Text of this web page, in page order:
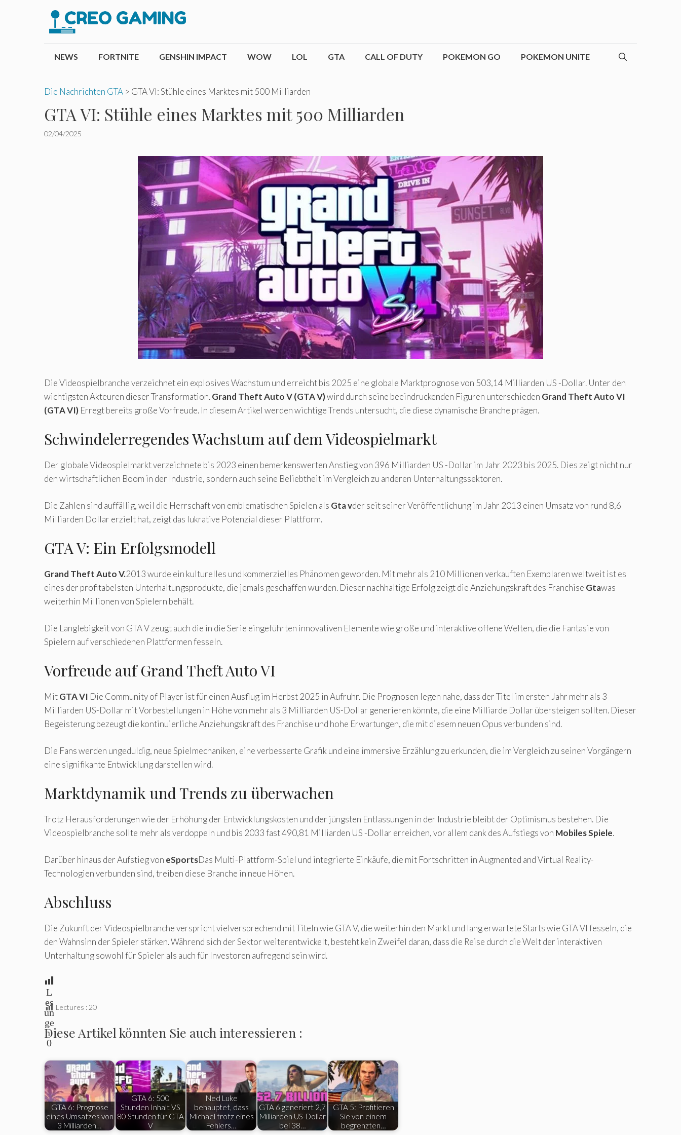
NEWS FORTNITE GENSHIN IMPACT WOW LOL GTA CALL OF DUTY POKEMON GO POKEMON UNITE
Die Nachrichten GTA > GTA VI: Stühle eines Marktes mit 500 Milliarden
GTA VI: Stühle eines Marktes mit 500 Milliarden
02/04/2025
Die Videospielbranche verzeichnet ein explosives Wachstum und erreicht bis 2025 eine globale Marktprognose von 503,14 Milliarden US -Dollar. Unter den
wichtigsten Akteuren dieser Transformation.Grand Theft Auto V (GTA V)wird durch seine beeindruckenden Figuren unterschieden Grand Theft Auto VI
(GTA VI) Erregt bereits große Vorfreude. In diesem Artikel werden wichtige Trends untersucht, die diese dynamische Branche prägen.
Schwindelerregendes Wachstum auf dem Videospielmarkt
Der globale Videospielmarkt verzeichnete bis 2023 einen bemerkenswerten Anstieg von 396 Milliarden US -Dollar im Jahr 2023 bis 2025. Dies zeigt nicht nur
den wirtschaftlichen Boom in der Industrie, sondern auch seine Beliebtheit im Vergleich zu anderen Unterhaltungssektoren.
Die Zahlen sind auffällig, weil die Herrschaft von emblematischen Spielen als Gta vder seit seiner Veröffentlichung im Jahr 2013 einen Umsatz von rund 8,6
Milliarden Dollar erzielt hat, zeigt das lukrative Potenzial dieser Plattform.
GTA V: Ein Erfolgsmodell
Grand Theft Auto V.2013 wurde ein kulturelles und kommerzielles Phänomen geworden. Mit mehr als 210 Millionen verkauften Exemplaren weltweit ist es
eines der profitabelsten Unterhaltungsprodukte, die jemals geschaffen wurden. Dieser nachhaltige Erfolg zeigt die Anziehungskraft des Franchise Gtawas
weiterhin Millionen von Spielern behält.
Die Langlebigkeit von GTA V zeugt auch die in die Serie eingeführten innovativen Elemente wie große und interaktive offene Welten, die die Fantasie von
Spielern auf verschiedenen Plattformen fesseln.
Vorfreude auf Grand Theft Auto VI
MitGTA VI Die Community of Player ist für einen Ausflug im Herbst 2025 in Aufruhr. Die Prognosen legen nahe, dass der Titel im ersten Jahr mehr als 3
Milliarden US-Dollar mit Vorbestellungen in Höhe von mehr als 3 Milliarden US-Dollar generieren könnte, die eine Milliarde Dollar übersteigen sollten. Dieser
Begeisterung bezeugt die kontinuierliche Anziehungskraft des Franchise und hohe Erwartungen, die mit diesem neuen Opus verbunden sind.
Die Fans werden ungeduldig, neue Spielmechaniken, eine verbesserte Grafik und eine immersive Erzählung zu erkunden, die im Vergleich zu seinen Vorgängern
eine signifikante Entwicklung darstellen wird.
Marktdynamik und Trends zu überwachen
Trotz Herausforderungen wie der Erhöhung der Entwicklungskosten und der jüngsten Entlassungen in der Industrie bleibt der Optimismus bestehen. Die
Videospielbranche sollte mehr als verdoppeln und bis 2033 fast 490,81 Milliarden US -Dollar erreichen, vor allem dank des Aufstiegs von Mobiles Spiele.
Darüber hinaus der Aufstieg von eSportsDas Multi-Plattform-Spiel und integrierte Einkäufe, die mit Fortschritten in Augmented and Virtual Reality-
Technologien verbunden sind, treiben diese Branche in neue Höhen.
Abschluss
Die Zukunft der Videospielbranche verspricht vielversprechend mit Titeln wie GTA V, die weiterhin den Markt und lang erwartete Starts wie GTA VI fesseln, die
den Wahnsinn der Spieler stärken. Während sich der Sektor weiterentwickelt, besteht kein Zweifel daran, dass die Reise durch die Welt der interaktiven
Unterhaltung sowohl für Spieler als auch für Investoren aufregend sein wird.
L
es
un
ge
n:
0
Lectures :20
Diese Artikel könnten Sie auch interessieren :
GTA 6: Prognose
eines Umsatzes von
3 Milliarden…
GTA 6: 500
Stunden Inhalt VS
80 Stunden für GTA
V
Ned Luke
behauptet, dass
Michael trotz eines
Fehlers…
GTA 6 generiert 2,7
Milliarden US-Dollar
bei 38…
GTA 5: Profitieren
Sie von einem
begrenzten…